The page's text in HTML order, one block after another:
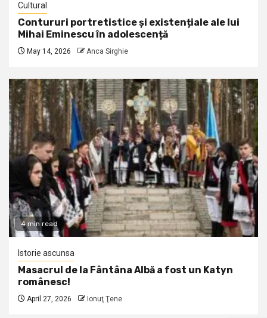
Cultural
Contururi portretistice și existențiale ale lui
Mihai Eminescu în adolescență
May 14, 2026 Anca Sirghie
4 min read
Istorie ascunsa
Masacrul de la Fântâna Albă a fost un Katyn
românesc!
April 27, 2026 Ionuţ Ţene